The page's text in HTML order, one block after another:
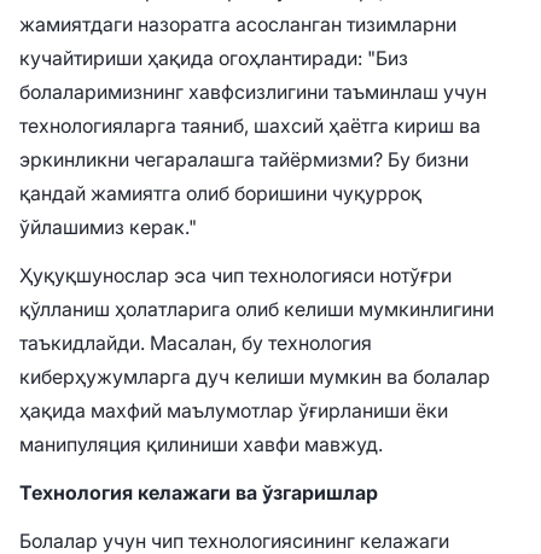
жамиятдаги назоратга асосланган тизимларни
кучайтириши ҳақида огоҳлантиради: "Биз
болаларимизнинг хавфсизлигини таъминлаш учун
технологияларга таяниб, шахсий ҳаётга кириш ва
эркинликни чегаралашга тайёрмизми? Бу бизни
қандай жамиятга олиб боришини чуқурроқ
ўйлашимиз керак."
Ҳуқуқшунослар эса чип технологияси нотўғри
қўлланиш ҳолатларига олиб келиши мумкинлигини
таъкидлайди. Масалан, бу технология
киберҳужумларга дуч келиши мумкин ва болалар
ҳақида махфий маълумотлар ўғирланиши ёки
манипуляция қилиниши хавфи мавжуд.
Технология келажаги ва ўзгаришлар
Болалар учун чип технологиясининг келажаги